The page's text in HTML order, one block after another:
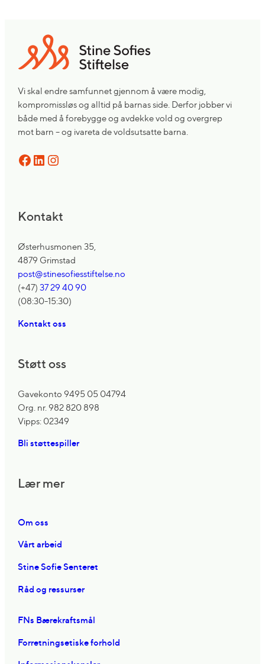
Sofie
Foreldrepakke
Vi skal endre samfunnet gjennom å være modig,
kompromissløs og alltid på barnas side. Derfor jobber vi
både med å forebygge og avdekke vold og overgrep
mot barn – og ivareta de voldsutsatte barna.
Facebook LinkedIn Instagram
Kontakt
Østerhusmonen 35,
4879 Grimstad
post@stinesofiesstiftelse.no
(+47)37 29 40 90
(08:30-15:30)
Kontakt oss
Støtt oss
Gavekonto 9495 05 04794
Org. nr. 982 820 898
Vipps: 02349
Bli støttespiller
Lær mer
Om oss
Vårt arbeid
Stine Sofie Senteret
Råd og ressurser
FNs Bærekraftsmål
Forretningsetiske forhold